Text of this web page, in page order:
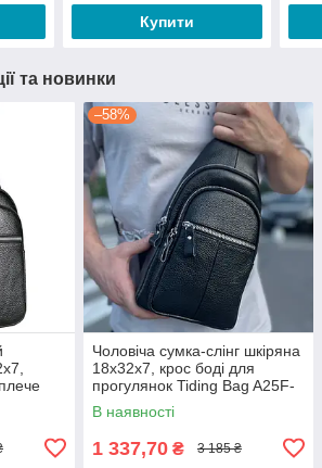
Купити
та новинки
чорна
–58%
Чоловіча сумка-слінг шкіряна
18х32х7, крос боді для
прогулянок Tiding Bag A25F-
5060A чорна
В наявності
1 337,70 ₴ 3 185 ₴